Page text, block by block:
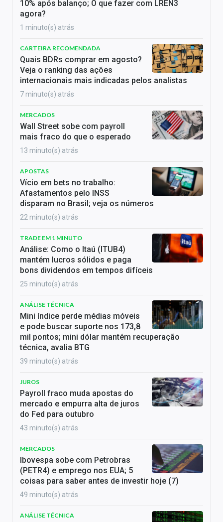
10% após balanço; O que fazer com LREN3
agora?
1 minuto(s) atrás
CARTEIRA RECOMENDADA
Quais BDRs comprar em agosto?
Veja o ranking das ações
internacionais mais indicadas pelos analistas
7 minuto(s) atrás
MERCADOS
Wall Street sobe com payroll
mais fraco do que o esperado
13 minuto(s) atrás
APOSTAS
Vício em bets no trabalho:
Afastamentos pelo INSS
disparam no Brasil; veja os números
22 minuto(s) atrás
TRADE EM 1 MINUTO
Análise: Como o Itaú (ITUB4)
mantém lucros sólidos e paga
bons dividendos em tempos difíceis
25 minuto(s) atrás
ANÁLISE TÉCNICA
Mini índice perde médias móveis
e pode buscar suporte nos 173,8
mil pontos; mini dólar mantém recuperação
técnica, avalia BTG
39 minuto(s) atrás
JUROS
Payroll fraco muda apostas do
mercado e empurra alta de juros
do Fed para outubro
43 minuto(s) atrás
MERCADOS
Ibovespa sobe com Petrobras
(PETR4) e emprego nos EUA; 5
coisas para saber antes de investir hoje (7)
49 minuto(s) atrás
ANÁLISE TÉCNICA